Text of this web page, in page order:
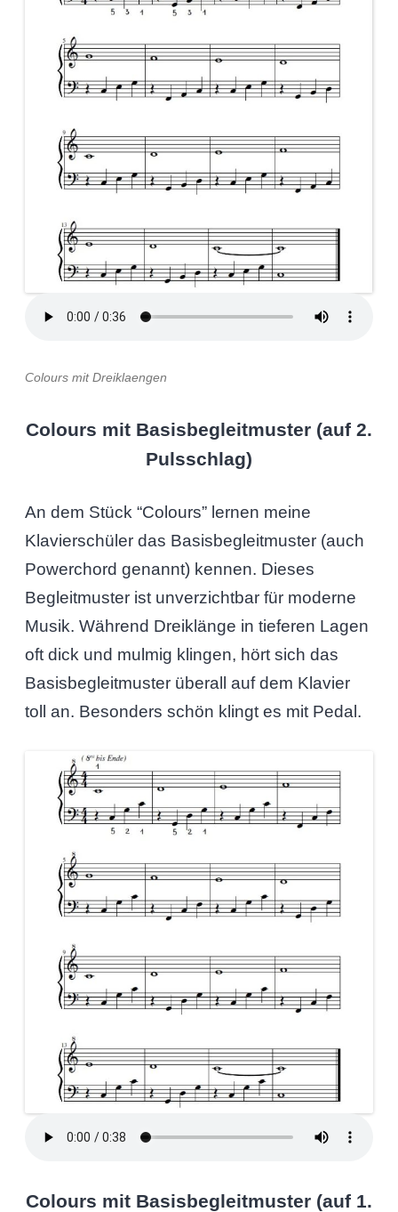
Colours mit Dreiklaengen
Colours mit Basisbegleitmuster (auf 2.
Pulsschlag)
An dem Stück “Colours” lernen meine
Klavierschüler das Basisbegleitmuster (auch
Powerchord genannt) kennen. Dieses
Begleitmuster ist unverzichtbar für moderne
Musik. Während Dreiklänge in tieferen Lagen
oft dick und mulmig klingen, hört sich das
Basisbegleitmuster überall auf dem Klavier
toll an. Besonders schön klingt es mit Pedal.
Colours mit Basisbegleitmuster (auf 1.